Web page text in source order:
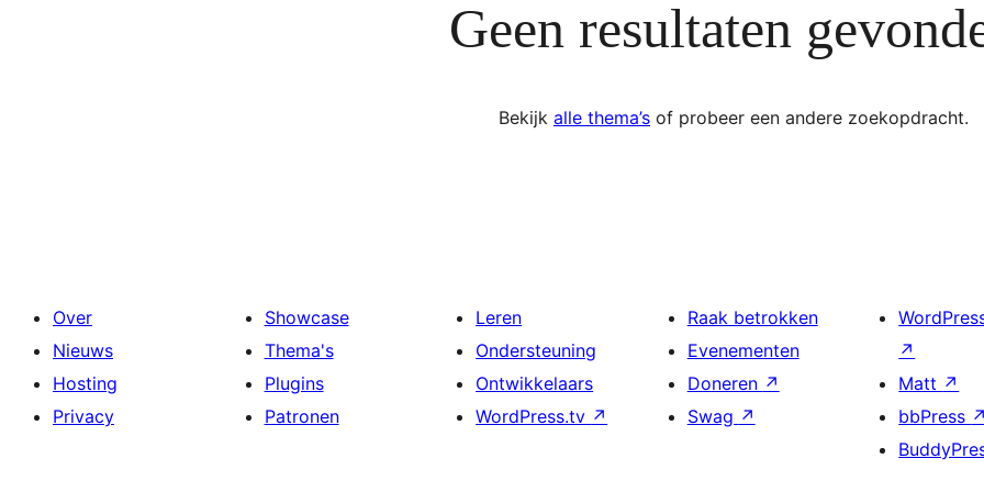
Geen resultaten
Bekijk alle thema’s of probeer een andere zoekopdracht.
Over
Nieuws
Hosting
Privacy
Showcase
Thema's
Plugins
Patronen
Leren
Ondersteuning
Ontwikkelaars
WordPress.tv ↗
Raak betrokken
Evenementen
Doneren ↗
Swag ↗
↗
Matt ↗
bbPress ↗